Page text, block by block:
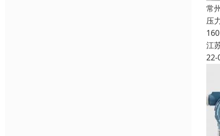
常
压
江
22-